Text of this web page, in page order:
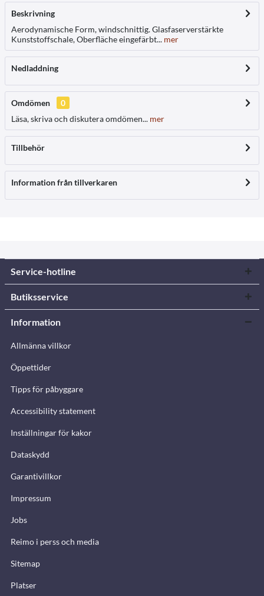
Beskrivning
Aerodynamische Form, windschnittig. Glasfaserverstärkte
Kunststoffschale, Oberfläche eingefärbt... mer
Nedladdning
Omdömen
0
Läsa, skriva och diskutera omdömen... mer
Tillbehör
Information från tillverkaren
Service-hotline
Butiksservice
Information
Allmänna villkor
Öppettider
Tipps för påbyggare
Accessibility statement
Inställningar för kakor
Dataskydd
Garantivillkor
Impressum
Jobs
Reimo i perss och media
Sitemap
Platser